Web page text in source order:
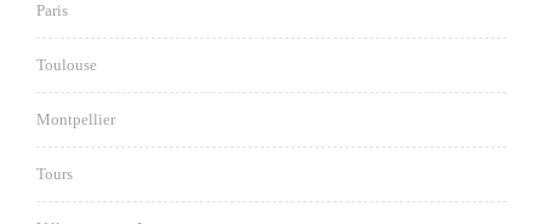
Paris
Toulouse
Montpellier
Tours